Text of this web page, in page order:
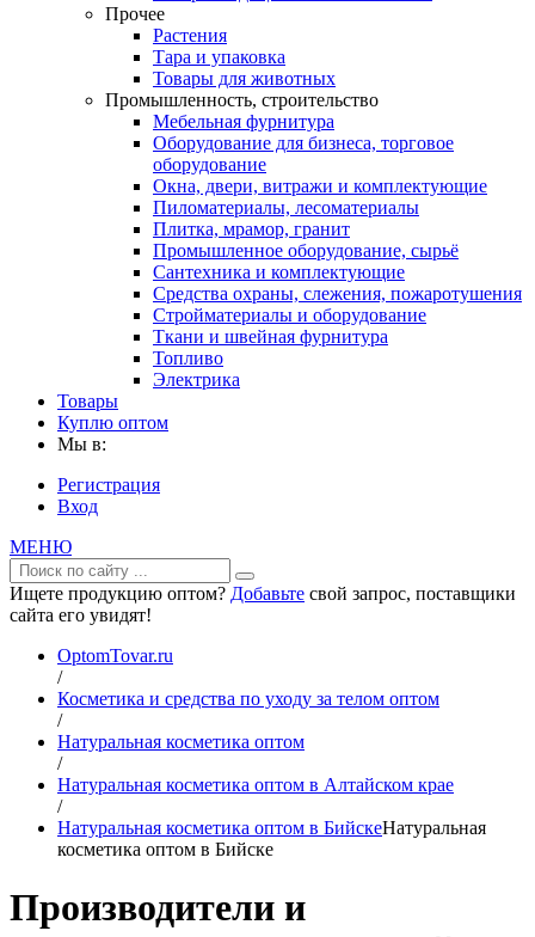
Прочее
Растения
Тара и упаковка
Товары для животных
Промышленность, строительство
Мебельная фурнитура
Оборудование для бизнеса, торговое
оборудование
Окна, двери, витражи и комплектующие
Пиломатериалы, лесоматериалы
Плитка, мрамор, гранит
Промышленное оборудование, сырьё
Сантехника и комплектующие
Средства охраны, слежения, пожаротушения
Стройматериалы и оборудование
Ткани и швейная фурнитура
Топливо
Электрика
Товары
Куплю оптом
Мы в:
Регистрация
Вход
МЕНЮ
Ищете продукцию оптом? Добавьте свой запрос, поставщики
сайта его увидят!
OptomTovar.ru
/
Косметика и средства по уходу за телом оптом
/
Натуральная косметика оптом
/
Натуральная косметика оптом в Алтайском крае
/
Натуральная косметика оптом в БийскеНатуральная
косметика оптом в Бийске
Производители и